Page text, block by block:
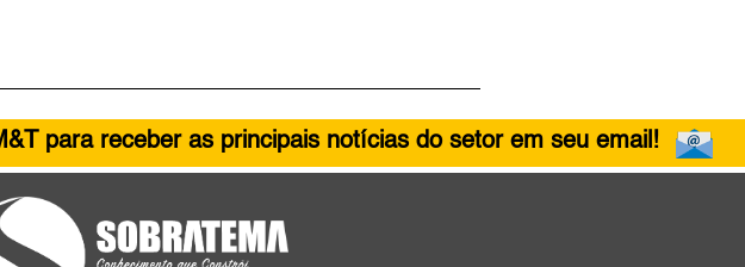
para receber as principais notícias do setor em seu email!